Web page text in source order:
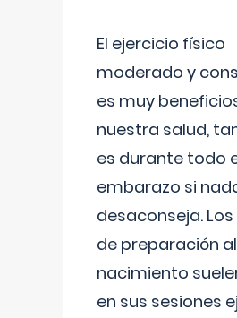
El ejercicio físico
moderado y
es muy
nuestra salud,
es durante todo
embarazo si
desaconseja.
de preparación al
nacimiento
en sus sesiones